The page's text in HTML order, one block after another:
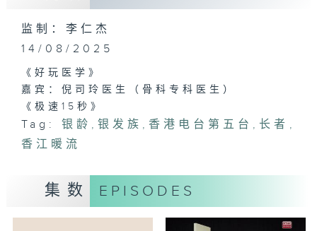
监制：李仁杰
14/08/2025
《好玩医学》
嘉宾：倪司玲医生（骨科专科医生）
《极速15秒》
Tag: 银龄 , 银发族 , 香港电台第五台 , 长者 ,
香江暖流
集数 EPISODES